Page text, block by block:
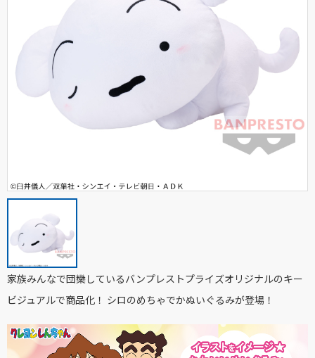
家族みんなで団欒しているバンプレストプライズオリジナルのキー
ビジュアルで商品化！ シロのめちゃでかぬいぐるみが登場！